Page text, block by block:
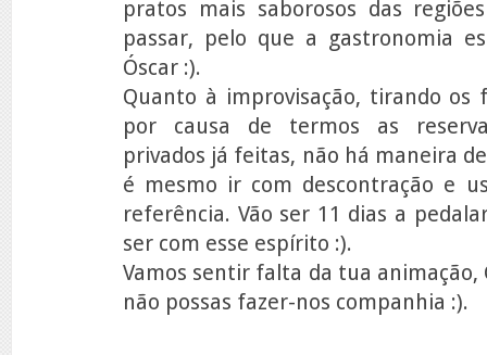
pratos mais saborosos das
passar, pelo que a gastronomia
Óscar :).
Quanto à improvisação, tirando os
por causa de termos as
privados já feitas, não há maneira
é mesmo ir com descontração e
referência. Vão ser 11 dias a
ser com esse espírito :).
Vamos sentir falta da tua animação,
não possas fazer-nos companhia :).